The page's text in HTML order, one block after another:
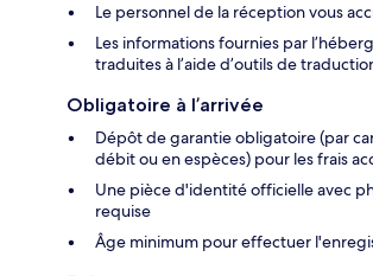
Le personnel de la réception vous
Les informations fournies par
traduites à l’aide d’outils de
Obligatoire à l’arrivée
Dépôt de garantie obligatoire (par
débit ou en espèces) pour les frais
Une pièce d'identité officielle avec
requise
Âge minimum pour effectuer